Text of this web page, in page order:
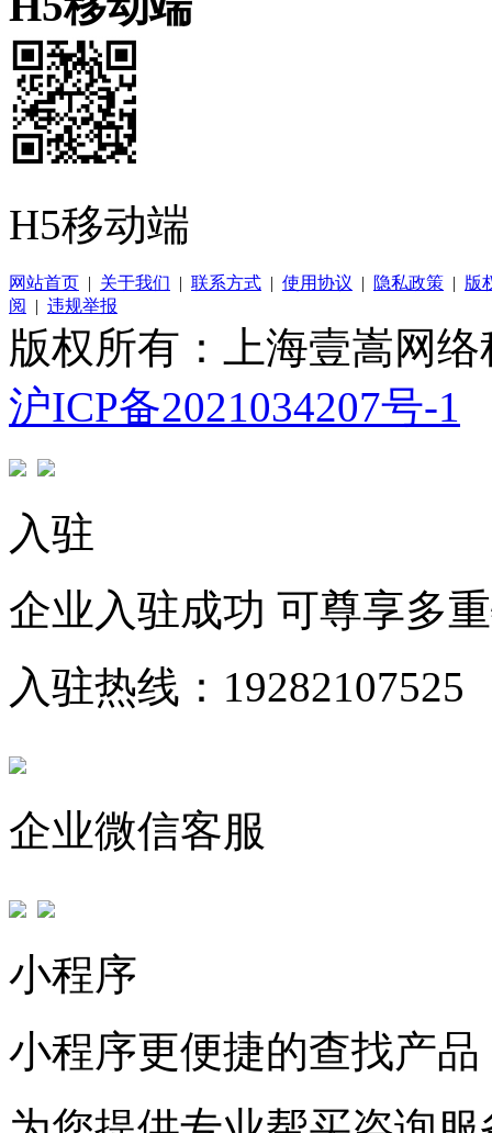
H5移动端
网站首页 | 关于我们 | 联系方式 | 使用协议 | 隐私政策 | 版
阅
| 违规举报
版权所有：上海壹嵩网
沪ICP备2021034207号-1
入驻
企业入驻成功 可尊享多
入驻热线：19282107525
企业微信客服
小程序
小程序更便捷的查找产品